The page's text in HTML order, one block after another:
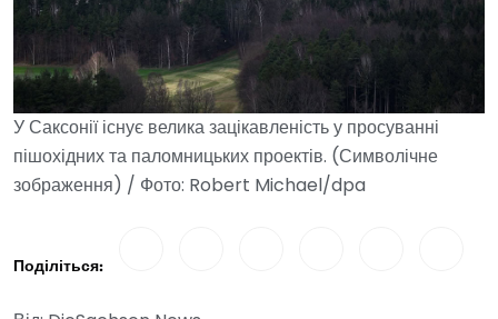
У Саксонії існує велика зацікавленість у просуванні
пішохідних та паломницьких проектів. (Символічне
зображення) / Фото: Robert Michael/dpa
Поділіться: